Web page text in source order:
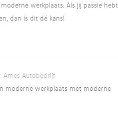
werkplaats. Als jij passie hebt
dan is dit dé kans!
Ames Autobedrijf
moderne werkplaats met moderne